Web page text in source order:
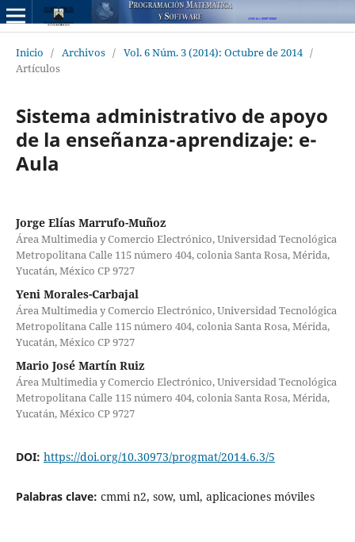
Inicio / Archivos / Vol. 6 Núm. 3 (2014): Octubre de 2014 /
Artículos
Sistema administrativo de apoyo
de la enseñanza-aprendizaje: e-
Aula
Jorge Elías Marrufo-Muñoz
Área Multimedia y Comercio Electrónico, Universidad Tecnológica
Metropolitana Calle 115 número 404, colonia Santa Rosa, Mérida,
Yucatán, México CP 9727
Yeni Morales-Carbajal
Área Multimedia y Comercio Electrónico, Universidad Tecnológica
Metropolitana Calle 115 número 404, colonia Santa Rosa, Mérida,
Yucatán, México CP 9727
Mario José Martín Ruiz
Área Multimedia y Comercio Electrónico, Universidad Tecnológica
Metropolitana Calle 115 número 404, colonia Santa Rosa, Mérida,
Yucatán, México CP 9727
DOI: https://doi.org/10.30973/progmat/2014.6.3/5
Palabras clave: cmmi n2, sow, uml, aplicaciones móviles